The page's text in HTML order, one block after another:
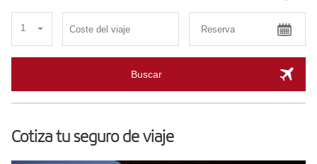
1
Buscar
Cotiza tu seguro de viaje